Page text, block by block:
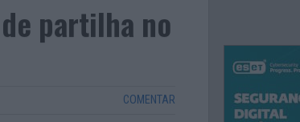
partilha no
COMENTAR